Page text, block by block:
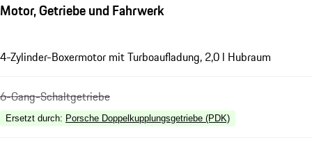
Motor, Getriebe und Fahrwerk
4-Zylinder-Boxermotor mit Turboaufladung, 2,0 l Hubraum
6-Gang-Schaltgetriebe
Ersetzt durch: Porsche Doppelkupplungsgetriebe (PDK)